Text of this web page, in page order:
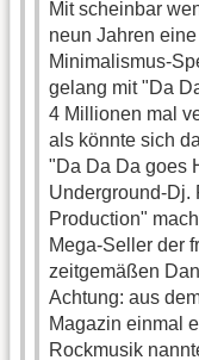
Mit scheinbar
neun Jahren
Minimalismus-
gelang mit "Da
4 Millionen mal
als könnte sich
"Da Da Da goes
Underground-Dj.
Production"
Mega-Seller der
zeitgemäßen
Achtung: aus
Magazin einmal
Rockmusik